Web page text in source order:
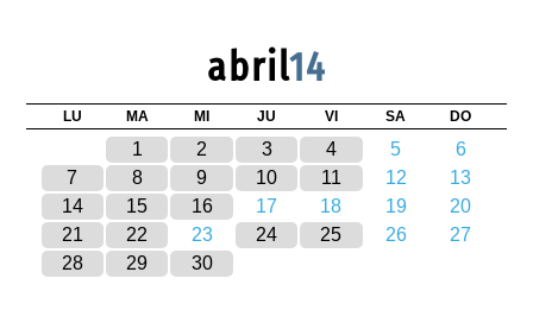
abril14
LU MA MI JU VI SA DO
1 2 3 4 5
6
7
8 9 10 11 12
13
14
15 16 17 18 19
20
21
22 23 24 25 26
27
28
29 30